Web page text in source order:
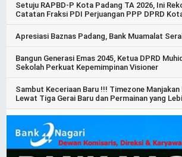
Setuju RAPBD-P Kota Padang TA 2026, Ini
Catatan Fraksi PDI Perjuangan PPP DPRD
Apresiasi Baznas Padang, Bank Muamalat
Bangun Generasi Emas 2045, Ketua DPRD
Sekolah Perkuat Kepemimpinan Visioner
Sambut Keceriaan Baru !!! Timezone
Lewat Tiga Gerai Baru dan Permainan yang